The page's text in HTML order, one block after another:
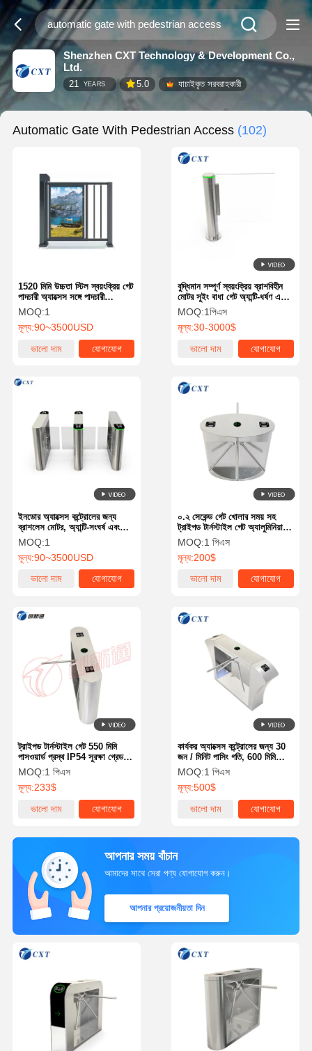
Shenzhen CXT Technology & Development Co.,
Ltd.
21 YEARS 5.0 যাচাইকৃত সরবরাহকারী
Automatic Gate With Pedestrian Access (102)
1520 মিমি উচ্চতা স্টিল স্বয়ংক্রিয় গেট
পাদচারী অ্যাক্সেস সঙ্গে পাদচারী
নিরাপত্তা গেট
MOQ:1
মূল্য:90~3500USD
ভালো দাম
যোগাযোগ
বুদ্ধিমান সম্পূর্ণ স্বয়ংক্রিয় ব্রাশবিহীন
মোটর সুইং বাধা গেট অ্যান্টি-ধর্ষণ এবং
স্টেইনলেস স্টীল 304 সুরক্ষিত
অ্যাক্সেস নিয়ন্ত্রণের জন্য নির্মাণ
MOQ:1পিএস
মূল্য:30-3000$
ভালো দাম
যোগাযোগ
ইনডোর অ্যাক্সেস কন্ট্রোলের জন্য
ব্রাশলেস মোটর, অ্যান্টি-সংঘর্ষ এবং
রঙিন আলো সহ অ্যাক্রিলিক সুইং
ব্যারিয়ার গেট
MOQ:1
মূল্য:90~3500USD
ভালো দাম
যোগাযোগ
০.২ সেকেন্ড গেট খোলার সময় সহ
ট্রাইপড টার্নস্টাইল গেট অ্যালুমিনিয়াম
অ্যালয় মোটর এবং একাধিক প্রমাণীকরণ
পদ্ধতি
MOQ:1 পিএস
মূল্য:200$
ভালো দাম
যোগাযোগ
ট্রাইপড টার্নস্টাইল গেট 550 মিমি
পাসওয়ার্ড প্রস্থ IP54 সুরক্ষা গ্রেড
এবং নিরাপদ অ্যাক্সেস নিয়ন্ত্রণের জন্য
2.0 মিমি কোল্ড-প্লেটেড স্টিল
MOQ:1 পিএস
মূল্য:233$
ভালো দাম
যোগাযোগ
কার্যকর অ্যাক্সেস কন্ট্রোলের জন্য 30
জন / মিনিট পাসিং গতি, 600 মিমি
লেনের প্রস্থ এবং রিলে আউটপুট
ইন্টারফেসের সাথে স্ট্রিপড টার্নস্টাইল
গেট
MOQ:1 পিএস
মূল্য:500$
ভালো দাম
যোগাযোগ
আপনার সময় বাঁচান
আমাদের সাথে সেরা পণ্য যোগাযোগ করুন।
আপনার প্রয়োজনীয়তা দিন